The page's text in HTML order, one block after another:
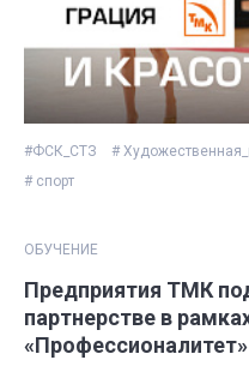
#ФСК_СТЗ #
# спорт
ОБУЧЕНИЕ
Предприятия ТМК
партнерстве в
«Профессионалитет»